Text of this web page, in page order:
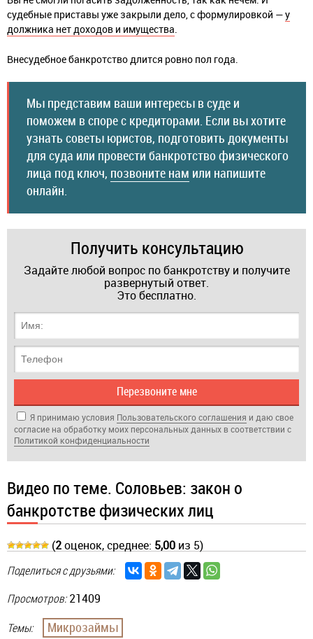
судебные приставы уже закрыли дело, с формулировкой —у
должника нет доходов и имущества.
Внесудебное банкротство длится ровно пол года.
Мы представим ваши интересы в суде и
поможем в споре с кредиторами. Если вы хотите
узнать советы юристов, подготовить документы
для суда или провести банкротство физического
лица под ключ, позвоните нам или напишите
онлайн.
Получить консультацию
Задайте любой вопрос по банкротству и получите
развернутый ответ.
Это бесплатно.
Я принимаю условия Пользовательского соглашения и даю свое
согласие на обработку моих персональных данных в соответствии с
Политикой кон­фи­ден­циа­ль­нос­ти
Видео по теме. Соловьев: закон о
банкротстве физических лиц
(2оценок, среднее: 5,00 из 5)
Поделиться с друзьями:
Просмотров:21409
Темы:
Микрозаймы